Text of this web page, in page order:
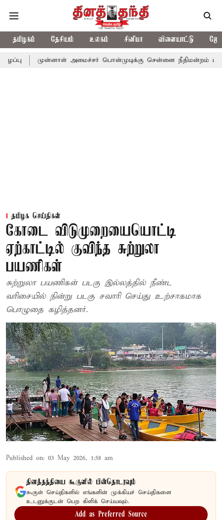
தமிழகம் தேசியம் உலகம் சினிமா விளையாட்டு
முன்னாள் அமைச்சர் பொன்முடிக்கு சென்னை நீதிமன்றம் பிடிவாராண்ட்
தமிழக செய்திகள்
கோடை விடுமுறையையொட்டி
ஏற்காட்டில் குவிந்த சுற்றுலா
பயணிகள்
சுற்றுலா பயணிகள் படகு இல்லத்தில் நீண்ட
வரிசையில் நின்று படகு சவாரி செய்து உற்சாகமாக
பொழுதை கழித்தனர்.
Published on: 03 May 2026, 1:58 am
தினத்தந்தியை கூகுளில் பின்தொடரவும்
கூகுள் செய்திகளில் எங்களின் முக்கியச் செய்திகளை
உடனுக்குடன் பெற கிளிக் செய்யவும்.
Add as Preferred Source